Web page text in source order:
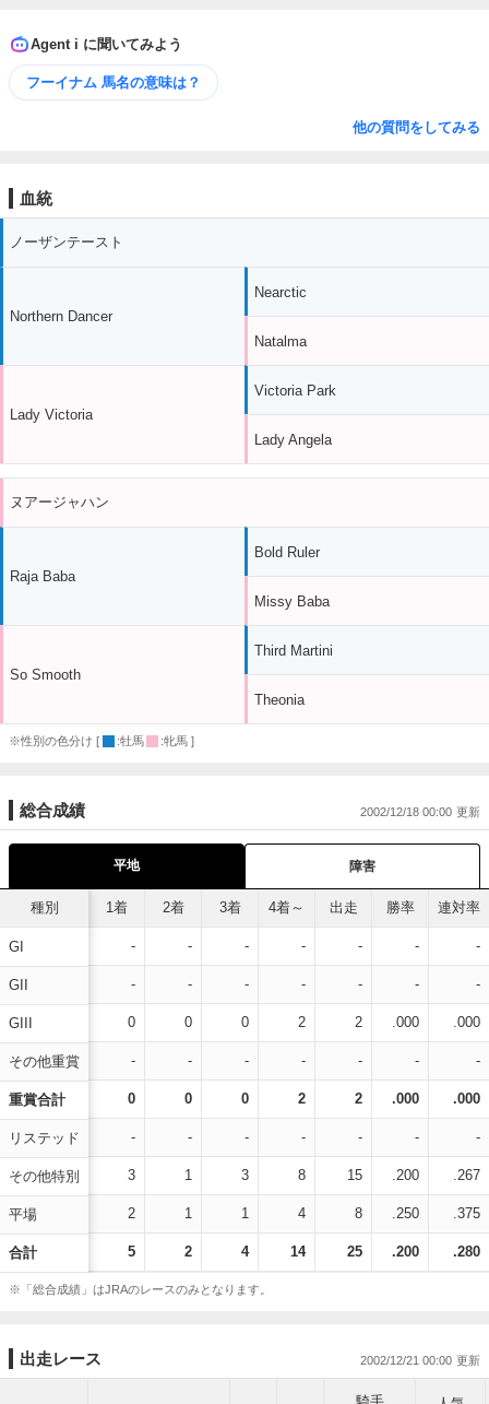
Agent i に聞いてみよう
フーイナム 馬名の意味は？
他の質問をしてみる
血統
ノーザンテースト
Northern Dancer
Lady Victoria
Nearctic
Natalma
Victoria Park
Lady Angela
ヌアージャハン
Raja Baba
So Smooth
Bold Ruler
Missy Baba
Third Martini
Theonia
※性別の色分け [ :牡馬 :牝馬 ]
総合成績 2002/12/18 00:00
平地 障害
種別
GI
GII
GIII
その他重賞
重賞合計
リステッド
その他特別
平場
合計
1着 2着 3着 4着～ 出走 勝率 連対率
- - - - - - -
- - - - - - -
0 0 0 2 2 .000 .000
- - - - - - -
0 0 0 2 2 .000 .000
- - - - - - -
3 1 3 8 15 .200 .267
2 1 1 4 8 .250 .375
5 2 4 14 25 .200 .280
※「総合成績」はJRAのレースのみとなります。
出走レース 2002/12/21 00:00